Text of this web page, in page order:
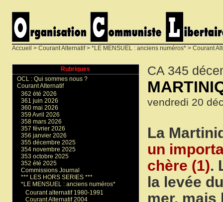
Accueil > Courant Alternatif> *LE MENSUEL : anciens numéros* > Courant
CA 345
vendredi 20
La
un
chère (1).
la levée
mer, mais
Rubriques
OCL : Qui sommes nous ?
Courant Alternatif
362 été 2026
361 juin 2026
360 mai 2026
359 Avril 2026
358 mars 2026
357 février 2026
356 janvier 2026
355 décembre 2025
354 novembre 2025
353 octobre 2025
352 été 2025
Commissions Journal
*** LES HORS SERIES ***
*LE MENSUEL : anciens numéros*
Courant alternatif 1980-1991
Courant Alternatif 2004